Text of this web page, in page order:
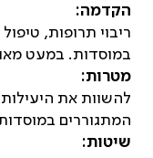
הקדמה:
ריבוי תרופות,
במוסדות. במעט
מטרות:
להשוות את
המתגוררים
שיטות: